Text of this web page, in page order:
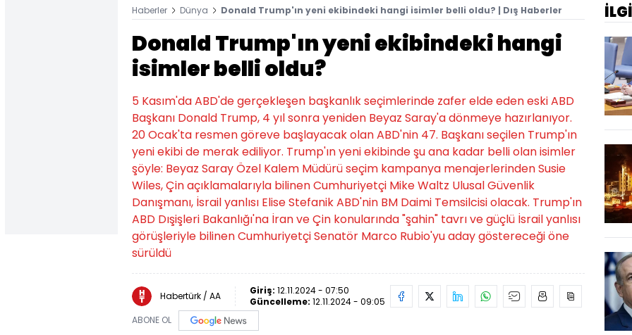
Haberler Dünya Donald Trump'ın yeni ekibindeki hangi isimler belli oldu? | Dış Haberler
Donald Trump'ın yeni ekibindeki hangi
isimler belli oldu?
5 Kasım'da ABD'de gerçekleşen başkanlık seçimlerinde zafer elde eden eski ABD
Başkanı Donald Trump, 4 yıl sonra yeniden Beyaz Saray'a dönmeye hazırlanıyor.
20 Ocak'ta resmen göreve başlayacak olan ABD'nin 47. Başkanı seçilen Trump'ın
yeni ekibi de merak ediliyor. Trump'ın yeni ekibinde şu ana kadar belli olan isimler
şöyle: Beyaz Saray Özel Kalem Müdürü seçim kampanya menajerlerinden Susie
Wiles, Çin açıklamalarıyla bilinen Cumhuriyetçi Mike Waltz Ulusal Güvenlik
Danışmanı, İsrail yanlısı Elise Stefanik ABD'nin BM Daimi Temsilcisi olacak. Trump'ın
ABD Dışişleri Bakanlığı'na İran ve Çin konularında "şahin" tavrı ve güçlü İsrail yanlısı
görüşleriyle bilinen Cumhuriyetçi Senatör Marco Rubio'yu aday göstereceği öne
sürüldü
Habertürk / AA Giriş: 12.11.2024 - 07:50
Güncelleme: 12.11.2024 - 09:05
ABONE OL